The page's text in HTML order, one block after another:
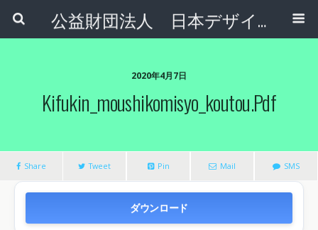
公益財団法人 日本デザインナンバー財団
2020年4月7日
Kifukin_moushikomisyo_koutou.pdf
Share Tweet Pin Mail SMS
ダウンロード